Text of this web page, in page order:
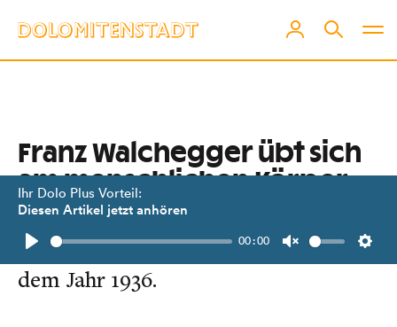
Ihr Dolo Plus Vorteil:
Diesen Artikel jetzt anhören
Play
00:00
Unmute
Franz Walchegger übt sich
am menschlichen Körper
Der „weibliche Rückenakt“ ist ein
akademisches Werk des Künstlers aus
dem Jahr 1936.